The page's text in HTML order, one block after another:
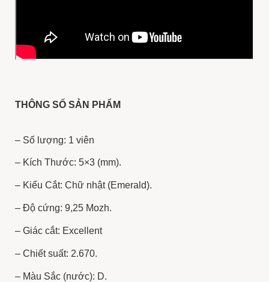
THÔNG SỐ SẢN PHẨM
– Số lượng: 1 viên
– Kích Thước: 5×3 (mm).
– Kiểu Cắt: Chữ nhật (Emerald).
– Độ cứng: 9,25 Mozh.
– Giác cắt: Excellent
– Chiết suất: 2.670.
– Màu Sắc (nước): D.